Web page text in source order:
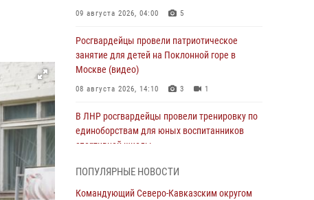
09 августа 2026, 04:00 5
Росгвардейцы провели патриотическое
занятие для детей на Поклонной горе в
Москве (видео)
08 августа 2026, 14:10 3 1
В ЛНР росгвардейцы провели тренировку по
единоборствам для юных воспитанников
спортивной школы
Сотрудники Росгвардии присоединились к
ПОПУЛЯРНЫЕ НОВОСТИ
Командующий Северо-Кавказским округом